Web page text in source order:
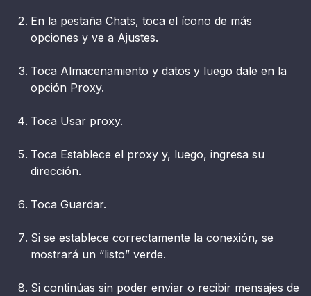
En la pestaña Chats, toca el ícono de más
opciones y ve a Ajustes.
Toca Almacenamiento y datos y luego dale en la
opción Proxy.
Toca Usar proxy.
Toca Establece el proxy y, luego, ingresa su
dirección.
Toca Guardar.
Si se establece correctamente la conexión, se
mostrará un “listo” verde.
Si continúas sin poder enviar o recibir mensajes de